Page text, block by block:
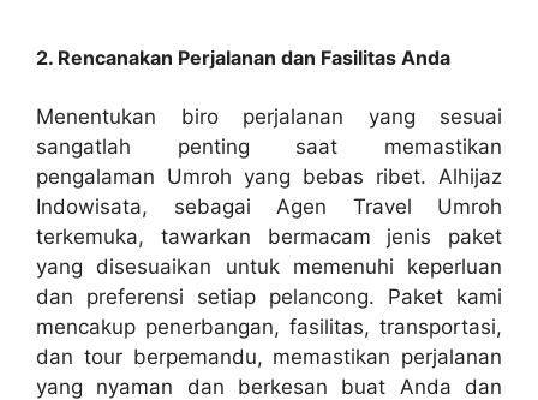
2. Rencanakan Perjalanan dan Fasilitas Anda
Menentukan biro perjalanan yang sesuai
sangatlah penting saat memastikan
pengalaman Umroh yang bebas ribet. Alhijaz
Indowisata, sebagai Agen Travel Umroh
terkemuka, tawarkan bermacam jenis paket
yang disesuaikan untuk memenuhi keperluan
dan preferensi setiap pelancong. Paket kami
mencakup penerbangan, fasilitas, transportasi,
dan tour berpemandu, memastikan perjalanan
yang nyaman dan berkesan buat Anda dan